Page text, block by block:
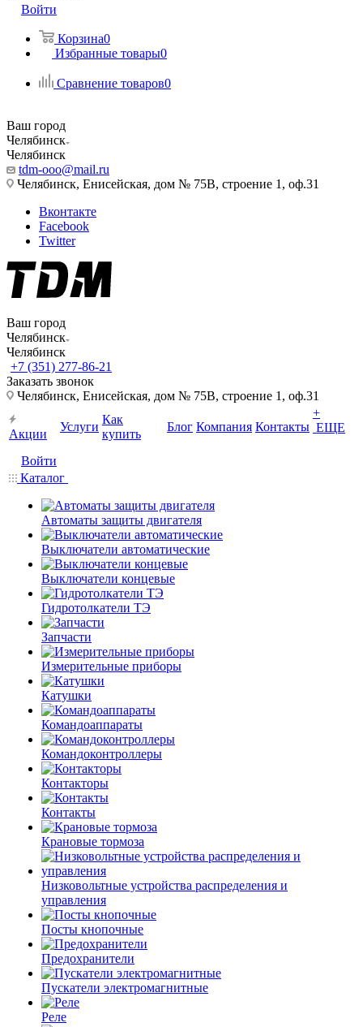
Войти
Корзина0
Избранные товары0
Сравнение товаров0
Ваш город
Челябинск
Челябинск
tdm-ooo@mail.ru
Челябинск, Енисейская, дом № 75В, строение 1, оф.31
Вконтакте
Facebook
Twitter
Ваш город
Челябинск
Челябинск
+7 (351) 277-86-21
Заказать звонок
Челябинск, Енисейская, дом № 75В, строение 1, оф.31
Акции
Услуги
Как
купить
Блог Компания Контакты
+
ЕЩЕ
Войти
Каталог
Автоматы защиты двигателя
Выключатели автоматические
Выключатели концевые
Гидротолкатели ТЭ
Запчасти
Измерительные приборы
Катушки
Командоаппараты
Командоконтроллеры
Контакторы
Контакты
Крановые тормоза
Низковольтные устройства распределения и
управления
Посты кнопочные
Предохранители
Пускатели электромагнитные
Реле